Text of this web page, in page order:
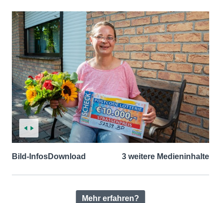
Bild-InfosDownload 3 weitere Medieninhalte
Mehr erfahren?